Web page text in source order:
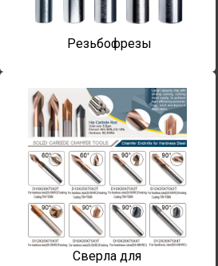
Резьбофрезы
Сверла для